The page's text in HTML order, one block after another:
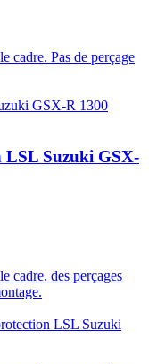
cadre. Pas de perçage
Suzuki GSX-
cadre. des perçages